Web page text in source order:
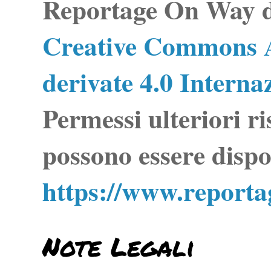
Reportage On Way
Creative
derivate 4.0
Permessi ulteriori
possono essere
https://
Note Legali